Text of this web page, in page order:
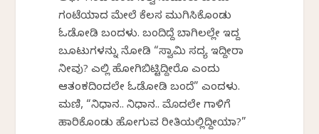
ಗಂಟೆಯಾದ ಮೇಲೆ ಕೆಲಸ ಮುಗಿಸಿಕೊಂಡು
ಓಡೋಡಿ ಬಂದಳು. ಬಂದಿದ್ದೆ ಬಾಗಿಲಲ್ಲೇ ಇದ್ದ
ಬೂಟುಗಳನ್ನು ನೋಡಿ “ಸ್ವಾಮಿ ಸದ್ಯ ಇದ್ದೀರಾ
ನೀವು? ಎಲ್ಲಿ ಹೋಗಿಬಿಟ್ಟಿದ್ದೀರೊ ಎಂದು
ಆತಂಕದಿಂದಲೇ ಓಡೋಡಿ ಬಂದೆ” ಎಂದಳು.
ಮಣಿ, “ನಿಧಾನ.. ನಿಧಾನ.. ಮೊದಲೇ ಗಾಳಿಗೆ
ಹಾರಿಕೊಂಡು ಹೋಗುವ ರೀತಿಯಲ್ಲಿದ್ದೀಯಾ?”